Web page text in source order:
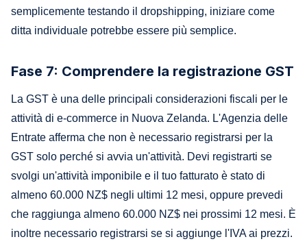
semplicemente testando il dropshipping, iniziare come
ditta individuale potrebbe essere più semplice.
Fase 7: Comprendere la registrazione GST
La GST è una delle principali considerazioni fiscali per le
attività di e-commerce in Nuova Zelanda. L'Agenzia delle
Entrate afferma che non è necessario registrarsi per la
GST solo perché si avvia un'attività. Devi registrarti se
svolgi un'attività imponibile e il tuo fatturato è stato di
almeno 60.000 NZ$ negli ultimi 12 mesi, oppure prevedi
che raggiunga almeno 60.000 NZ$ nei prossimi 12 mesi. È
inoltre necessario registrarsi se si aggiunge l'IVA ai prezzi.